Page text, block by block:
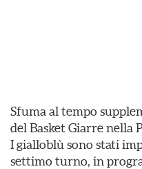
Sfuma al tempo
del Basket Giarre nella
I gialloblù sono stati
settimo turno, in